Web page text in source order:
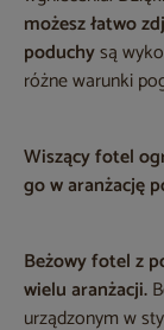
możesz łatwo
poduchysą
różne warunki
Wiszący fotel
go w aranżację
Beżowy fotel z
wielu aranżacji.
urządzonym w